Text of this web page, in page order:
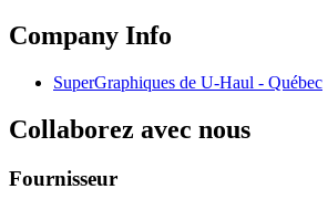
Company Info
SuperGraphiques de U-Haul - Québec
Collaborez avec nous
Fournisseur